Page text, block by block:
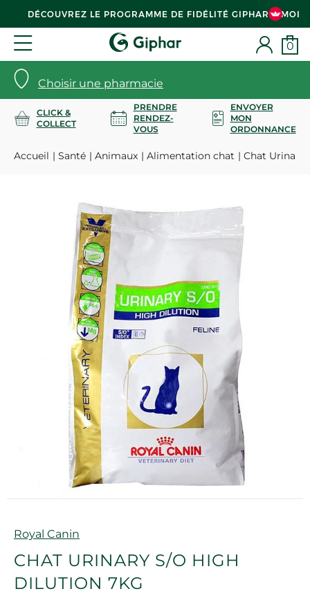
DÉCOUVREZ LE PROGRAMME DE FIDÉLITÉ GIPHAR & MOI
Choisir une pharmacie
0
CLICK &
COLLECT
PRENDRE
RENDEZ-
VOUS
ENVOYER
MON
ORDONNANCE
Accueil Santé Animaux Alimentation chat Chat Urinary
Marque
Royal Canin
CHAT URINARY S/O HIGH
DILUTION 7KG